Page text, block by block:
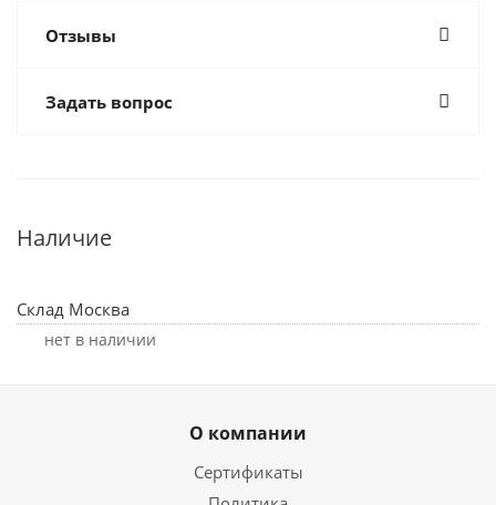
Отзывы
Задать вопрос
Наличие
Склад Москва
Нет в наличии
О компании
Сертификаты